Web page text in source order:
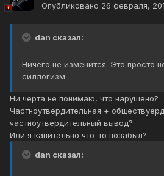
Опубликовано 26 февраля,
dan сказал:
Ничего не изменится. Это просто
силлогизм
Ни черта не понимаю, что нарушено?
Частноутвердительная +
частноутвердительный вывод?
Или я капитально что-то позабыл?
dan сказал: